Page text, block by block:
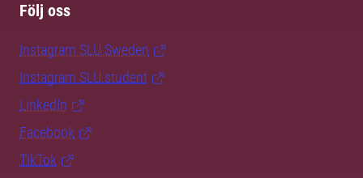
Följ oss
Instagram SLU.Sweden
Instagram SLU.student
LinkedIn
Facebook
TikTok